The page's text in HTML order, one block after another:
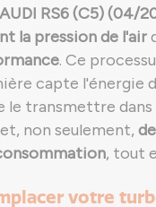
RS6 (C5) (04/
la pression de l'air
. Ce
capte l'énergie
le transmettre
non seulement,
, tout
votre